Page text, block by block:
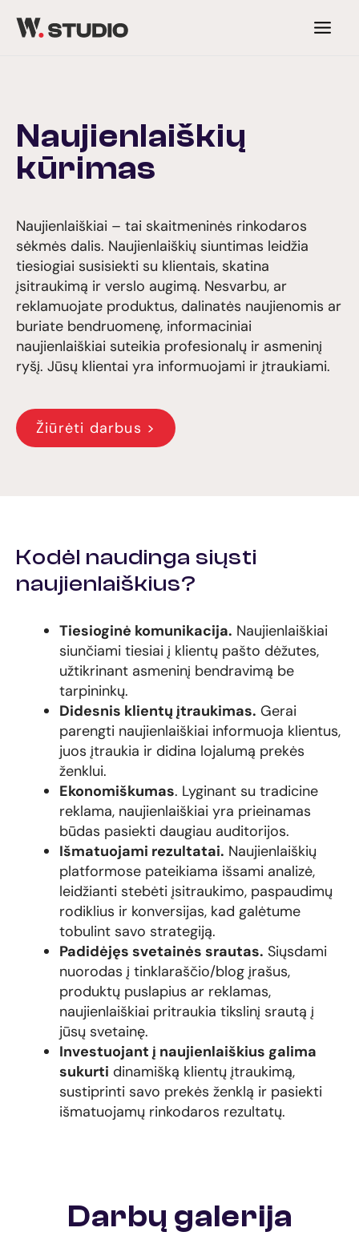
Naujienlaiškių
kūrimas
Naujienlaiškiai – tai skaitmeninės rinkodaros
sėkmės dalis. Naujienlaiškių siuntimas leidžia
tiesiogiai susisiekti su klientais, skatina
įsitraukimą ir verslo augimą. Nesvarbu, ar
reklamuojate produktus, dalinatės naujienomis ar
buriate bendruomenę, informaciniai
naujienlaiškiai suteikia profesionalų ir asmeninį
ryšį. Jūsų klientai yra informuojami ir įtraukiami.
Žiūrėti darbus >
Kodėl naudinga siųsti
naujienlaiškius?
Tiesioginė komunikacija. Naujienlaiškiai
siunčiami tiesiai į klientų pašto dėžutes,
užtikrinant asmeninį bendravimą be
tarpininkų.
Didesnis klientų įtraukimas. Gerai
parengti naujienlaiškiai informuoja klientus,
juos įtraukia ir didina lojalumą prekės
ženklui.
Ekonomiškumas. Lyginant su tradicine
reklama, naujienlaiškiai yra prieinamas
būdas pasiekti daugiau auditorijos.
Išmatuojami rezultatai. Naujienlaiškių
platformose pateikiama išsami analizė,
leidžianti stebėti įsitraukimo, paspaudimų
rodiklius ir konversijas, kad galėtume
tobulint savo strategiją.
Padidėjęs svetainės srautas. Siųsdami
nuorodas į tinklaraščio/blog įrašus,
produktų puslapius ar reklamas,
naujienlaiškiai pritraukia tikslinį srautą į
jūsų svetainę.
Investuojant į naujienlaiškius galima
sukurti dinamišką klientų įtraukimą,
sustiprinti savo prekės ženklą ir pasiekti
išmatuojamų rinkodaros rezultatų.
Darbų galerija